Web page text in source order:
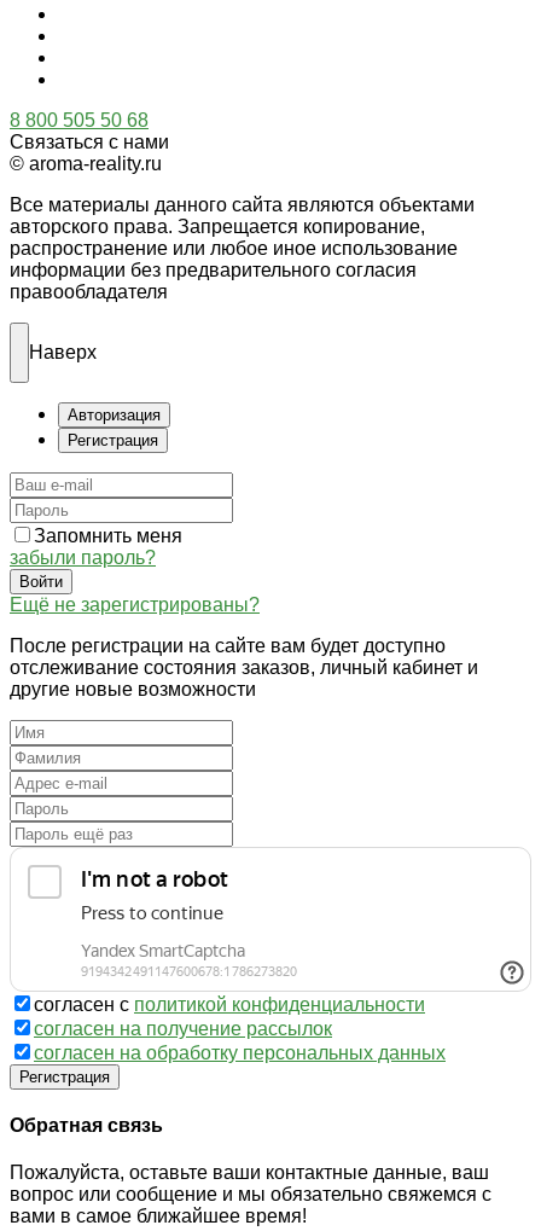
8 800 505 50 68
Связаться с нами
© aroma-reality.ru
Все материалы данного сайта являются объектами
авторского права. Запрещается копирование,
распространение или любое иное использование
информации без предварительного согласия
правообладателя
Наверх
Авторизация
Регистрация
Запомнить меня
забыли пароль?
Войти
Ещё не зарегистрированы?
После регистрации на сайте вам будет доступно
отслеживание состояния заказов, личный кабинет и
другие новые возможности
согласен с политикой конфиденциальности
согласен на получение рассылок
согласен на обработку персональных данных
Регистрация
Обратная связь
Пожалуйста, оставьте ваши контактные данные, ваш
вопрос или сообщение и мы обязательно свяжемся с
вами в самое ближайшее время!